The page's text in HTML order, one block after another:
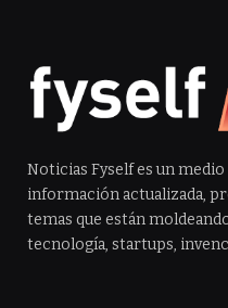
Noticias Fyself es un
información actualizada,
temas que están
tecnología, startups,